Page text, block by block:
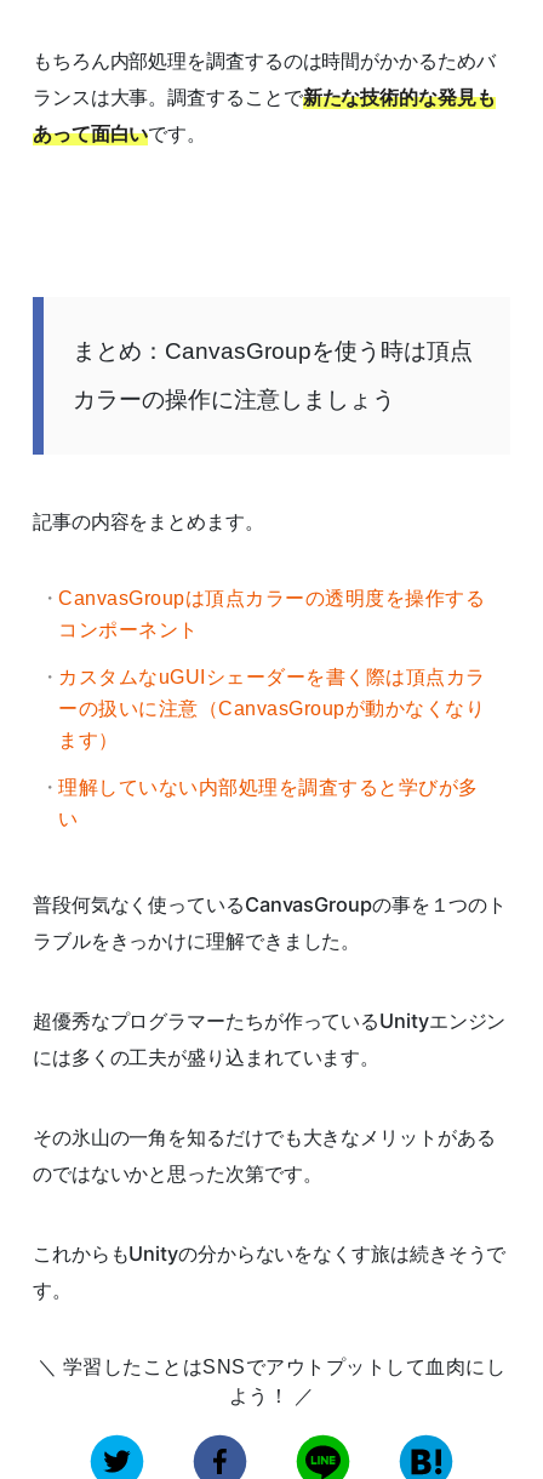
もちろん内部処理を調査するのは時間がかかるためバ
ランスは大事。調査することで新たな技術的な発見も
あって面白いです。
まとめ：CanvasGroupを使う時は頂点
カラーの操作に注意しましょう
記事の内容をまとめます。
CanvasGroupは頂点カラーの透明度を操作する
コンポーネント
カスタムなuGUIシェーダーを書く際は頂点カラ
ーの扱いに注意（CanvasGroupが動かなくなり
ます）
理解していない内部処理を調査すると学びが多
い
普段何気なく使っているCanvasGroupの事を１つのト
ラブルをきっかけに理解できました。
超優秀なプログラマーたちが作っているUnityエンジン
には多くの工夫が盛り込まれています。
その氷山の一角を知るだけでも大きなメリットがある
のではないかと思った次第です。
これからもUnityの分からないをなくす旅は続きそうで
す。
学習したことはSNSでアウトプットして血肉にし
よう！